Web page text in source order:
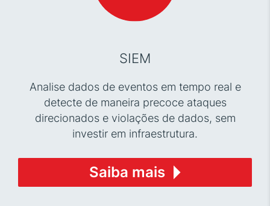
SIEM
Analise dados de eventos em tempo real e
detecte de maneira precoce ataques
direcionados e violações de dados, sem
investir em infraestrutura.
Saiba mais